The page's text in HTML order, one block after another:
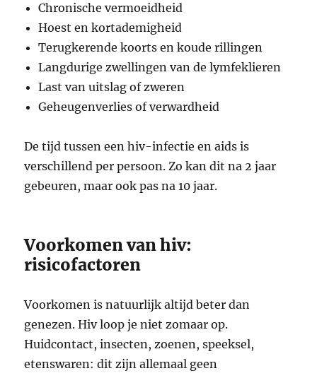
Chronische vermoeidheid
Hoest en kortademigheid
Terugkerende koorts en koude rillingen
Langdurige zwellingen van de lymfeklieren
Last van uitslag of zweren
Geheugenverlies of verwardheid
De tijd tussen een hiv-infectie en aids is
verschillend per persoon. Zo kan dit na 2 jaar
gebeuren, maar ook pas na 10 jaar.
Voorkomen van hiv:
risicofactoren
Voorkomen is natuurlijk altijd beter dan
genezen. Hiv loop je niet zomaar op.
Huidcontact, insecten, zoenen, speeksel,
etenswaren: dit zijn allemaal geen